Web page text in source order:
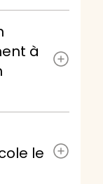
à
le